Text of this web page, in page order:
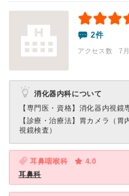
2件
アクセス数 7
消化器内科について
【専門医・資格】 消化器内視鏡
【診療・治療法】 胃カメラ（胃
視鏡検査）
耳鼻咽喉科
4.0
耳鼻科